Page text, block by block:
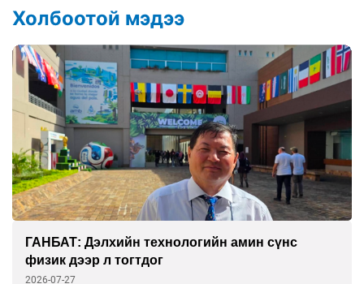
Холбоотой мэдээ
ГАНБАТ: Дэлхийн технологийн амин сүнс
физик дээр л тогтдог
2026-07-27